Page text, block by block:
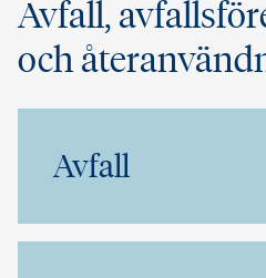
Avfall,
och
Avfall